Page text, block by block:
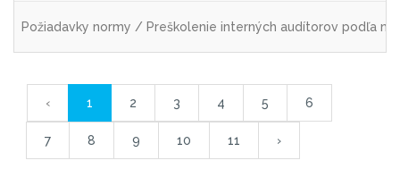
Požiadavky normy / Preškolenie interných audítorov podľa
‹ 1 2 3 4 5 6
7 8 9 10 11 ›